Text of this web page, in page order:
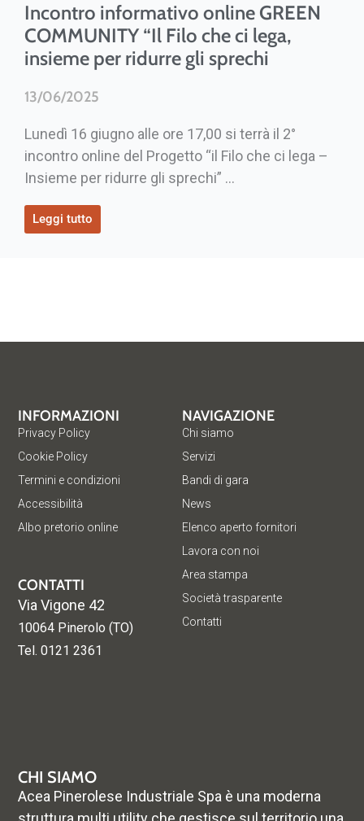
Incontro informativo online GREEN
COMMUNITY “Il Filo che ci lega,
insieme per ridurre gli sprechi
13/06/2025
Lunedì 16 giugno alle ore 17,00 si terrà il 2°
incontro online del Progetto “il Filo che ci lega –
Insieme per ridurre gli sprechi” ...
Leggi tutto
CHI SIAMO
Acea Pinerolese Industriale Spa è una moderna
NAVIGAZIONE
Chi siamo
Servizi
Bandi di gara
News
Elenco aperto fornitori
Lavora con noi
Area stampa
Società trasparente
Contatti
INFORMAZIONI
Privacy Policy
Cookie Policy
Termini e condizioni
Accessibilità
Albo pretorio online
CONTATTI
Via Vigone 42
10064 Pinerolo (TO)
Tel. 0121 2361